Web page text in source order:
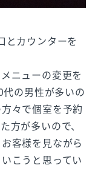
とカウンターを
ニューの変更を
の男性が多いの
々で個室を予約
方が多いので、
客様を見ながら
こうと思ってい